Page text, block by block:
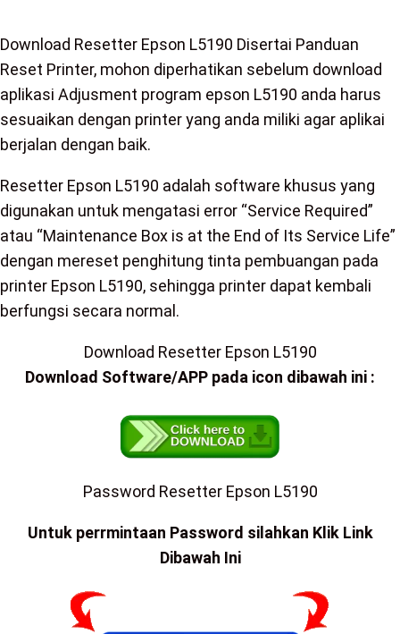
Download Resetter Epson L5190 Disertai Panduan
Reset Printer, mohon diperhatikan sebelum download
aplikasi Adjusment program epson L5190 anda harus
sesuaikan dengan printer yang anda miliki agar aplikai
berjalan dengan baik.
Resetter Epson L5190 adalah software khusus yang
digunakan untuk mengatasi error “Service Required”
atau “Maintenance Box is at the End of Its Service Life”
dengan mereset penghitung tinta pembuangan pada
printer Epson L5190, sehingga printer dapat kembali
berfungsi secara normal.
Download Resetter Epson L5190
Download Software/APP pada icon dibawah ini :
Password Resetter Epson L5190
Untuk perrmintaan Password silahkan Klik Link
Dibawah Ini